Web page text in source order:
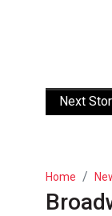
Next
Home